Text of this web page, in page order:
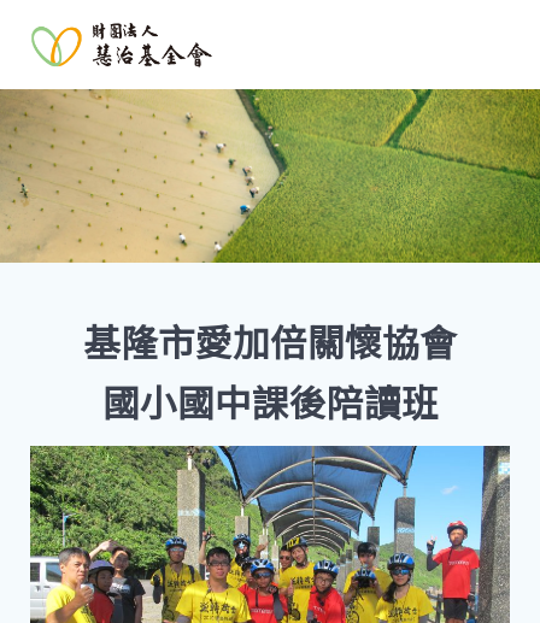
基隆市愛加倍關懷協會
國小國中課後陪讀班